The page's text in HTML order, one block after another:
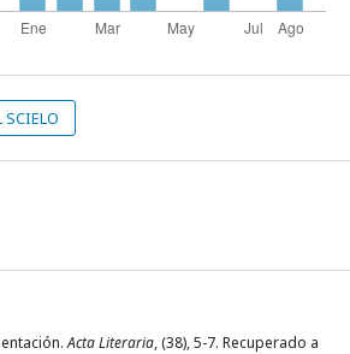
Acta Literaria, (38), 5-7. Recuperado a